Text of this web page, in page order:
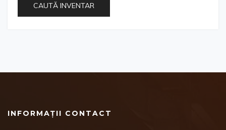
CAUTĂ INVENTAR
INFORMAȚII CONTACT